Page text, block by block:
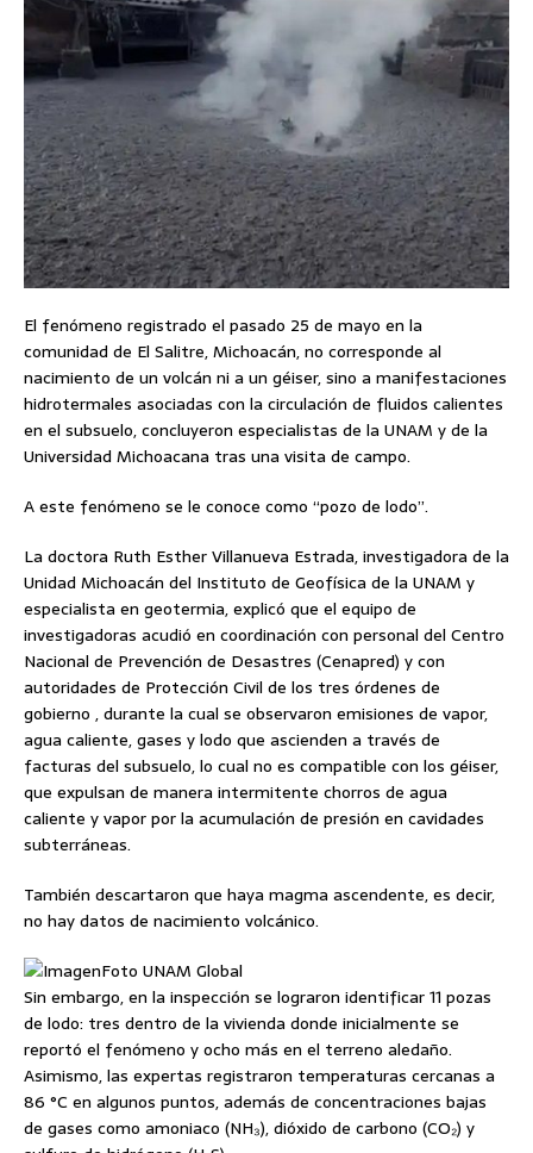
El fenómeno registrado el pasado 25 de mayo en la
comunidad de El Salitre, Michoacán, no corresponde al
nacimiento de un volcán ni a un géiser, sino a manifestaciones
hidrotermales asociadas con la circulación de fluidos calientes
en el subsuelo, concluyeron especialistas de la UNAM y de la
Universidad Michoacana tras una visita de campo.
A este fenómeno se le conoce como “pozo de lodo”.
La doctora Ruth Esther Villanueva Estrada, investigadora de la
Unidad Michoacán del Instituto de Geofísica de la UNAM y
especialista en geotermia, explicó que el equipo de
investigadoras acudió en coordinación con personal del Centro
Nacional de Prevención de Desastres (Cenapred) y con
autoridades de Protección Civil de los tres órdenes de
gobierno , durante la cual se observaron emisiones de vapor,
agua caliente, gases y lodo que ascienden a través de
facturas del subsuelo, lo cual no es compatible con los géiser,
que expulsan de manera intermitente chorros de agua
caliente y vapor por la acumulación de presión en cavidades
subterráneas.
También descartaron que haya magma ascendente, es decir,
no hay datos de nacimiento volcánico.
Foto UNAM Global
Sin embargo, en la inspección se lograron identificar 11 pozas
de lodo: tres dentro de la vivienda donde inicialmente se
reportó el fenómeno y ocho más en el terreno aledaño.
Asimismo, las expertas registraron temperaturas cercanas a
86 °C en algunos puntos, además de concentraciones bajas
de gases como amoniaco (NH₃), dióxido de carbono (CO₂) y